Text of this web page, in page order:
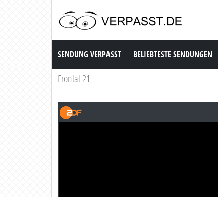
Sendung Verpasst
SENDUNG VERPASST BELIEBTESTE SENDUNGEN
Frontal 21